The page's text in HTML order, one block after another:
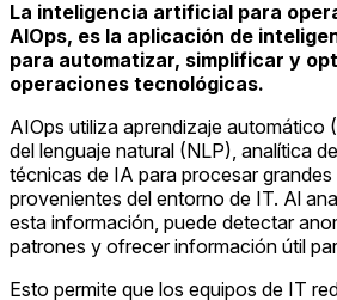
La inteligencia artificial para
AIOps, es la aplicación de
para automatizar, simplificar y
operaciones tecnológicas.
AIOps utiliza aprendizaje automático
del lenguaje natural (NLP), analítica
técnicas de IA para procesar
provenientes del entorno de IT. Al
esta información, puede detectar
patrones y ofrecer información útil
Esto permite que los equipos de IT